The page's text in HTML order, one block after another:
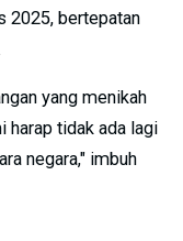
2025, bertepatan
yang menikah
harap tidak ada lagi
negara," imbuh